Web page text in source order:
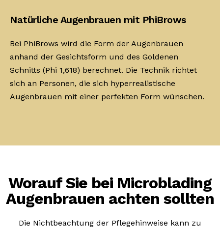
Natürliche Augenbrauen mit PhiBrows
Bei PhiBrows wird die Form der Augenbrauen
anhand der Gesichtsform und des Goldenen
Schnitts (Phi 1,618) berechnet. Die Technik richtet
sich an Personen, die sich hyperrealistische
Augenbrauen mit einer perfekten Form wünschen.
Worauf Sie bei Microblading
Augenbrauen achten sollten
Die Nichtbeachtung der Pflegehinweise kann zu